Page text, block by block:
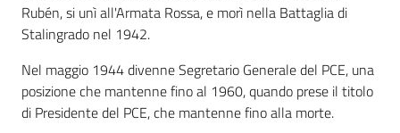
Rubén, si unì all'Armata Rossa, e morì nella Battaglia di
Stalingrado nel 1942.
Nel maggio 1944 divenne Segretario Generale del PCE, una
posizione che mantenne fino al 1960, quando prese il titolo
di Presidente del PCE, che mantenne fino alla morte.